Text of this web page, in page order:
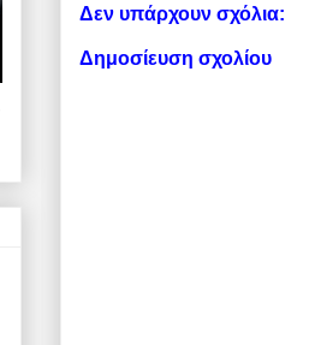
Δεν υπάρχουν σχόλια:
Δημοσίευση σχολίου